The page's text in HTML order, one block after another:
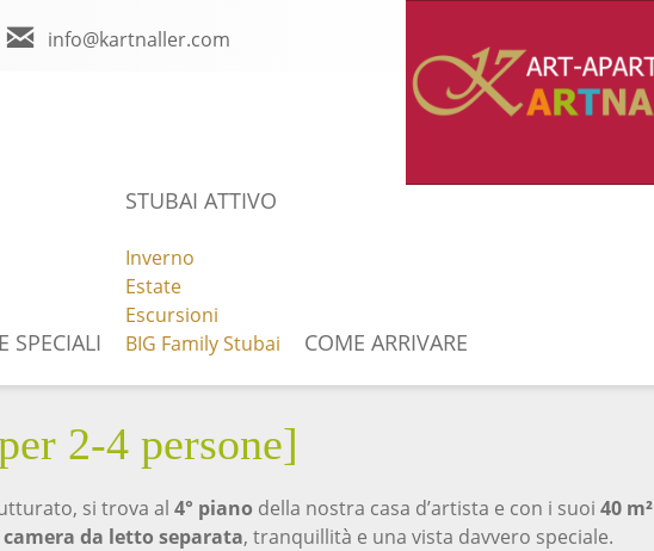
info@kartnaller.com
SPECIALI
STUBAI ATTIVO
Inverno
Estate
Escursioni
BIG Family Stubai
COME ARRIVARE
NOVITÀ
2-4 persone]
si trova al 4° piano della nostra casa d’artista e con i suoi 40 m²
camera da letto separata, tranquillità e una vista davvero speciale.